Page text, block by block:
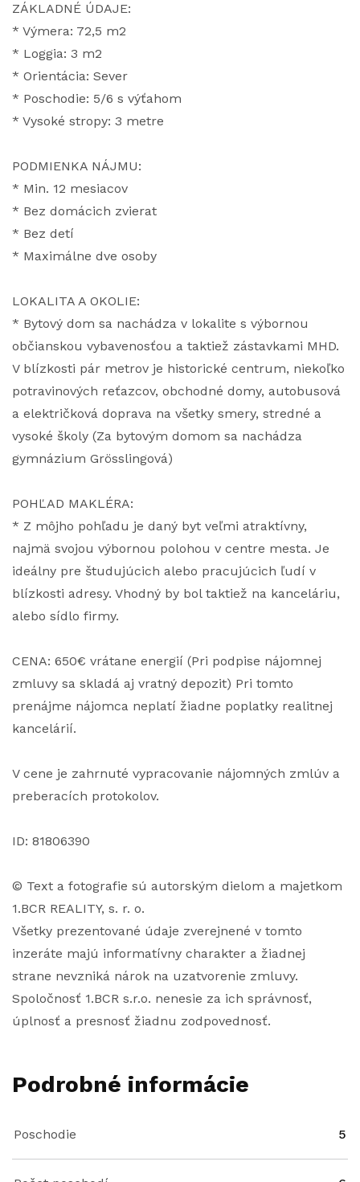
ZÁKLADNÉ ÚDAJE:
* Výmera: 72,5 m2
* Loggia: 3 m2
* Orientácia: Sever
* Poschodie: 5/6 s výťahom
* Vysoké stropy: 3 metre
PODMIENKA NÁJMU:
* Min. 12 mesiacov
* Bez domácich zvierat
* Bez detí
* Maximálne dve osoby
LOKALITA A OKOLIE:
* Bytový dom sa nachádza v lokalite s výbornou
občianskou vybavenosťou a taktiež zástavkami MHD.
V blízkosti pár metrov je historické centrum, niekoľko
potravinových reťazcov, obchodné domy, autobusová
a električková doprava na všetky smery, stredné a
vysoké školy (Za bytovým domom sa nachádza
gymnázium Grösslingová)
POHĽAD MAKLÉRA:
* Z môjho pohľadu je daný byt veľmi atraktívny,
najmä svojou výbornou polohou v centre mesta. Je
ideálny pre študujúcich alebo pracujúcich ľudí v
blízkosti adresy. Vhodný by bol taktiež na kanceláriu,
alebo sídlo firmy.
CENA: 650€ vrátane energií (Pri podpise nájomnej
zmluvy sa skladá aj vratný depozit) Pri tomto
prenájme nájomca neplatí žiadne poplatky realitnej
kancelárií.
V cene je zahrnuté vypracovanie nájomných zmlúv a
preberacích protokolov.
ID: 81806390
© Text a fotografie sú autorským dielom a majetkom
1.BCR REALITY, s. r. o.
Všetky prezentované údaje zverejnené v tomto
inzeráte majú informatívny charakter a žiadnej
strane nevzniká nárok na uzatvorenie zmluvy.
Spoločnosť 1.BCR s.r.o. nenesie za ich správnosť,
úplnosť a presnosť žiadnu zodpovednosť.
Podrobné informácie
Poschodie 5